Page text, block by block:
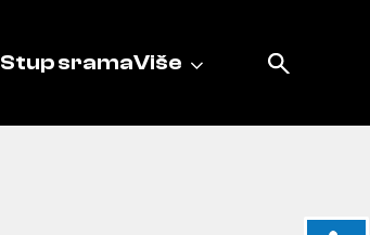
Stup sramaViše